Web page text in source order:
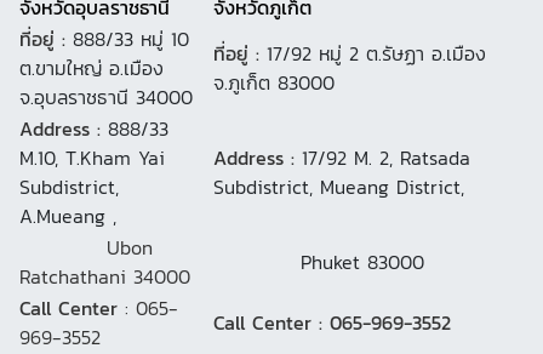
จังหวัดอุบลราชธานี
จังหวัดภูเก็ต
ที่อยู่ : 888/33 หมู่ 10
ต.ขามใหญ่ อ.เมือง
จ.อุบลราชธานี 34000
ที่อยู่ : 17/92 หมู่ 2 ต.รัษฏา อ.เมือง
จ.ภูเก็ต 83000
Address : 888/33
M.10, T.Kham Yai
Subdistrict,
A.Mueang ,
Address : 17/92 M. 2, Ratsada
Subdistrict, Mueang District,
Ubon
Ratchathani 34000
Phuket 83000
Call Center : 065-
969-3552
Call Center : 065-969-3552